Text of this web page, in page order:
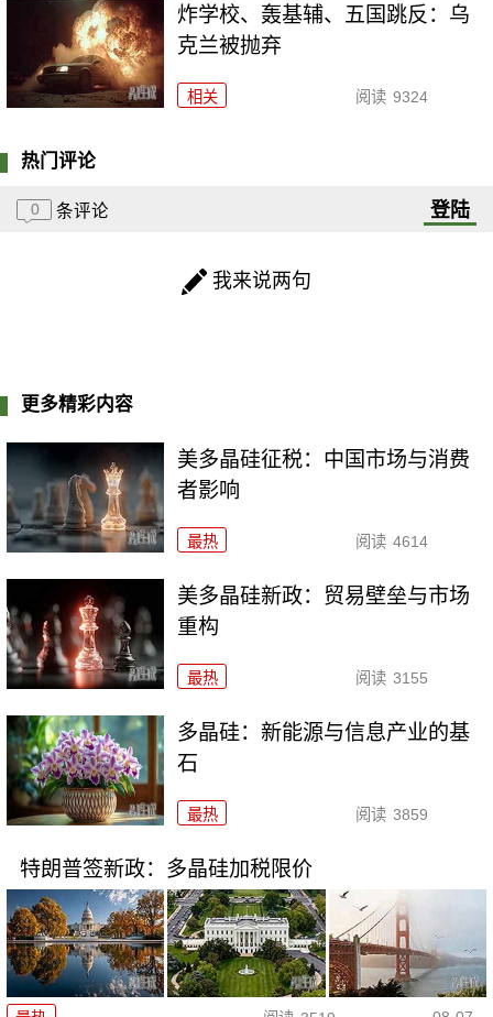
炸学校、轰基辅、五国跳反：乌
克兰被抛弃
相关 阅读 9324
热门评论
0 条评论 登陆
我来说两句
更多精彩内容
美多晶硅征税：中国市场与消费
者影响
最热 阅读 4614
美多晶硅新政：贸易壁垒与市场
重构
最热 阅读 3155
多晶硅：新能源与信息产业的基
石
最热 阅读 3859
特朗普签新政：多晶硅加税限价